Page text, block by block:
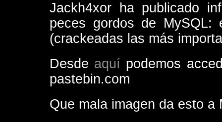
Jackh4xor ha publicado
peces gordos de MySQL:
(crackeadas las más
Desde aquí podemos
pastebin.com
Que mala imagen da esto a